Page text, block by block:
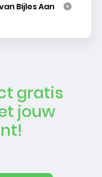
Bijles Aan
gratis
jouw